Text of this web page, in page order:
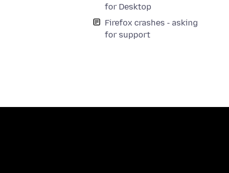
for Desktop
Firefox crashes - asking
for support